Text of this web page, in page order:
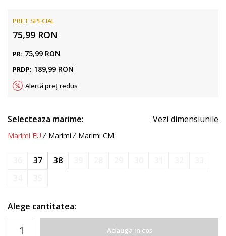
PRET SPECIAL
75,99 RON
PR: 75,99 RON
PRDP: 189,99 RON
Alertă preț redus
Selecteaza marime: Vezi dimensiunile
Marimi EU Marimi Marimi CM
37 38
Alege cantitatea:
Adauga in cos